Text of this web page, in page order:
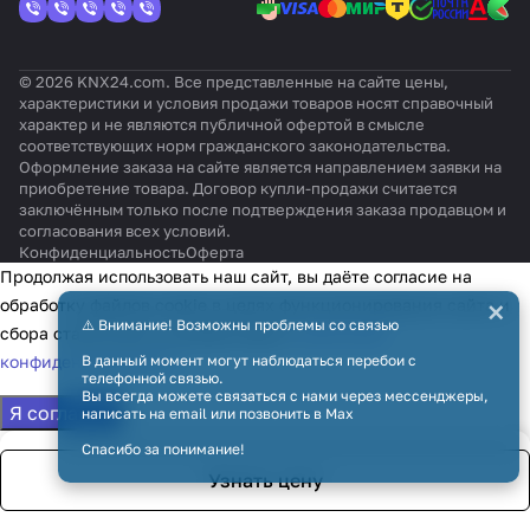
Узнать цену
© 2026 KNX24.com. Все представленные на сайте цены,
характеристики и условия продажи товаров носят справочный
характер и не являются публичной офертой в смысле
соответствующих норм гражданского законодательства.
Оформление заказа на сайте является направлением заявки на
приобретение товара. Договор купли-продажи считается
заключённым только после подтверждения заказа продавцом и
согласования всех условий.
КонфиденциальностьОферта
⚠️ Внимание! Возможны проблемы со связью
В данный момент могут наблюдаться перебои с
телефонной связью.
Вы всегда можете связаться с нами через мессенджеры,
написать на email или позвонить в Max
Спасибо за понимание!
×
Продолжая использовать наш сайт, вы даёте согласие на
обработку файлов cookie в целях функционирования сайта и
сбора статистики в соответствии сполитикой
конфиденциальности
Я согласен